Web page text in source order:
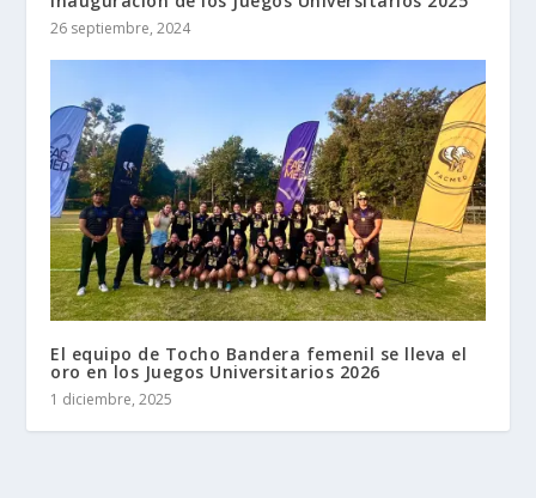
26 septiembre, 2024
El equipo de Tocho Bandera femenil se lleva el
oro en los Juegos Universitarios 2026
1 diciembre, 2025